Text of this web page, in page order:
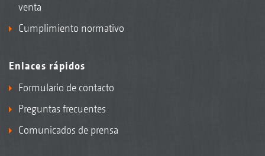
venta
Cumplimiento normativo
Enlaces rápidos
Formulario de contacto
Preguntas frecuentes
Comunicados de prensa